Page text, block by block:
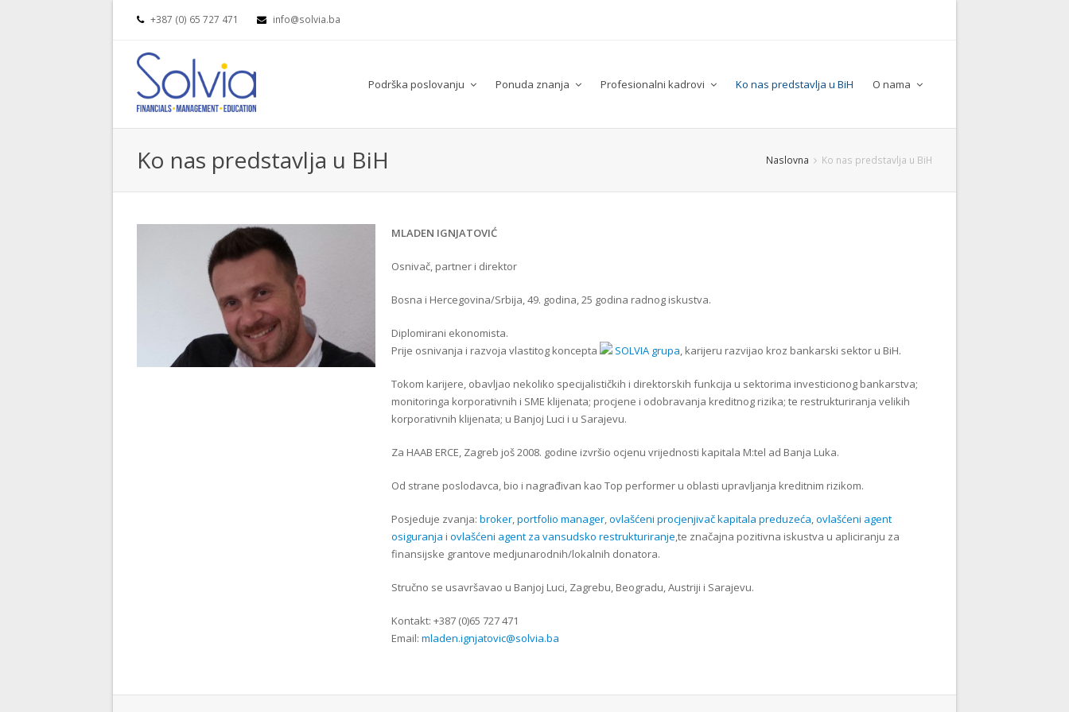
+387 (0) 65 727 471 info@solvia.ba
Podrška poslovanju Ponuda znanja Profesionalni kadrovi Ko nas predstavlja u BiH O nama
Ko nas predstavlja u BiH Naslovna Ko nas predstavlja u BiH
MLADEN IGNJATOVIĆ
Osnivač, partner i direktor
Bosna i Hercegovina/Srbija, 49. godina, 25 godina radnog iskustva.
Diplomirani ekonomista.
Prije osnivanja i razvoja vlastitog koncepta
SOLVIA grupa, karijeru razvijao kroz bankarski sektor u BiH.
Tokom karijere, obavljao nekoliko specijalističkih i direktorskih funkcija u sektorima investicionog bankarstva;
monitoringa korporativnih i SME klijenata; procjene i odobravanja kreditnog rizika; te restrukturiranja velikih
korporativnih klijenata; u Banjoj Luci i u Sarajevu.
Za HAAB ERCE, Zagreb još 2008. godine izvršio ocjenu vrijednosti kapitala M:tel ad Banja Luka.
Od strane poslodavca, bio i nagrađivan kao Top performer u oblasti upravljanja kreditnim rizikom.
Posjeduje zvanja: broker,portfolio manager,ovlašćeni procjenjivač kapitala preduzeća,ovlašćeni agent
osiguranja i ovlašćeni agent za vansudsko restrukturiranje,te značajna pozitivna iskustva u apliciranju za
finansijske grantove medjunarodnih/lokalnih donatora.
Stručno se usavršavao u Banjoj Luci, Zagrebu, Beogradu, Austriji i Sarajevu.
Kontakt: +387 (0)65 727 471
Email: mladen.ignjatovic@solvia.ba